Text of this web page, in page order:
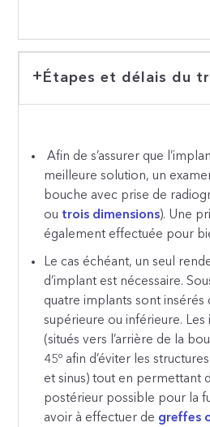
Étapes et délais du
Afin de s’assurer que
meilleure solution, un
bouche avec prise de
ou trois dimensions). Une
également effectuée pour
Le cas échéant, un seul
d’implant est nécessaire.
quatre implants sont insérés
supérieure ou inférieure.
(situés vers l’arrière de la
45º afin d’éviter les
et sinus) tout en permettant
postérieur possible pour la
avoir à effectuer de greffes